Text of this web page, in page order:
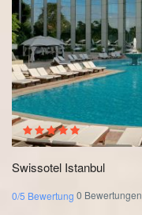
Swissotel Istanbul
0/5 Bewertung 0 Bewertungen